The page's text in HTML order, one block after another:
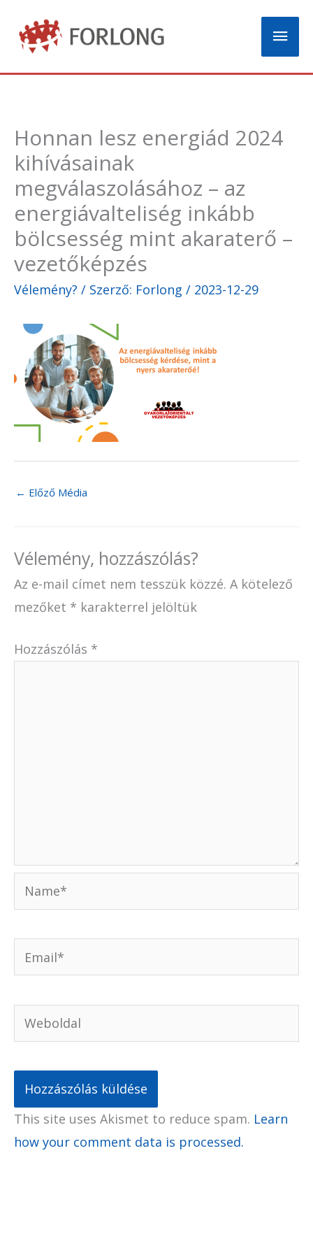
content
Main
Honnan lesz energiád 2024
kihívásainak
megválaszolásához – az
energiávalteliség inkább
bölcsesség mint akaraterő –
vezetőképzés
Vélemény? / Szerző: Forlong / 2023-12-29
← Előző Média
Vélemény, hozzászólás?
Az e-mail címet nem tesszük közzé. A kötelező
mezőket * karakterrel jelöltük
Hozzászólás *
Name*
Email*
Weboldal
This site uses Akismet to reduce spam. Learn
how your comment data is processed.